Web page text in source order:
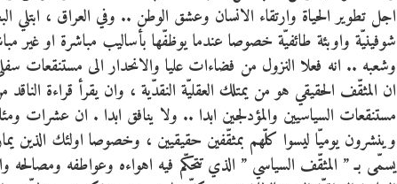
اجل تطوير الحياة وارتقاء الانسان وعشق الوطن .. وفي العراق ، ابتلي
شوفينيّة واوبئة طائفيّة خصوصا عندما يوظفّها بأساليب مباشرة او غير
وشعبه .. انه فعلا النزول من فضاءات عليا والانحدار الى مستنقعات
ان المثقّف الحقيقي هو من يمتلك العقليّة النقدّية ، وان يقرأ قراءة
مستنقعات السياسيين والمؤدلجين ابدا .. ولا ينافق ابدا . ان عشرات
وينشرون يوميّا ليسوا كلّهم بمثقّفين حقيقيين ، وخصوصا اولئك الذين
يسمّى بـ ” المثقّف السياسي ” الذي تتحكّم فيه اهواءه وعواطفه ومصالحه